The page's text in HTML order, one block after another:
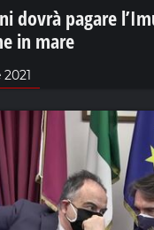
dovrà pagare
in mare